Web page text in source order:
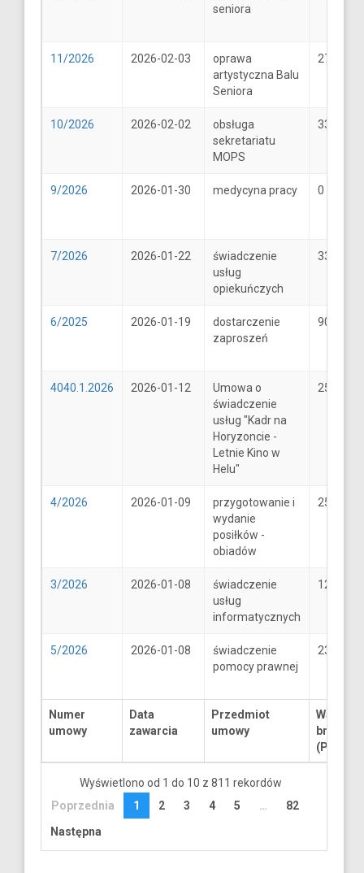
Numer
umowy
Data
zawarcia
Przedmiot
umowy
Wartość
brutto
(PLN)
seniora
11/2026 2026-02-03
oprawa
artystyczna Balu
Seniora
2706
10/2026 2026-02-02
obsługa
sekretariatu
MOPS
33
9/2026 2026-01-30 medycyna pracy 0
7/2026 2026-01-22
świadczenie
usług
opiekuńczych
33
6/2025 2026-01-19
dostarczenie
zaproszeń
900
4040.1.2026 2026-01-12
Umowa o
świadczenie
usług "Kadr na
Horyzoncie -
Letnie Kino w
Helu"
25600
4/2026 2026-01-09
przygotowanie i
wydanie
posiłków -
obiadów
25
3/2026 2026-01-08
świadczenie
usług
informatycznych
1250
5/2026 2026-01-08
świadczenie
pomocy prawnej
2300
Wyświetlono od 1 do 10 z 811 rekordów
Poprzednia
1 2 3 4 5 …
82
Następna